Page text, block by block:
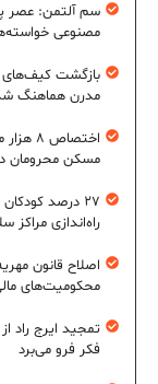
سم آلتمن: عصر
مصنوعی
بازگشت کیف‌های
مدرن هماهنگ
مسکن محرومان
۲۷ درصد
راه‌اندازی مراکز
اصلاح قانون
محکومیت‌های
تمجید ایرج راد
فکر فرو می‌برد